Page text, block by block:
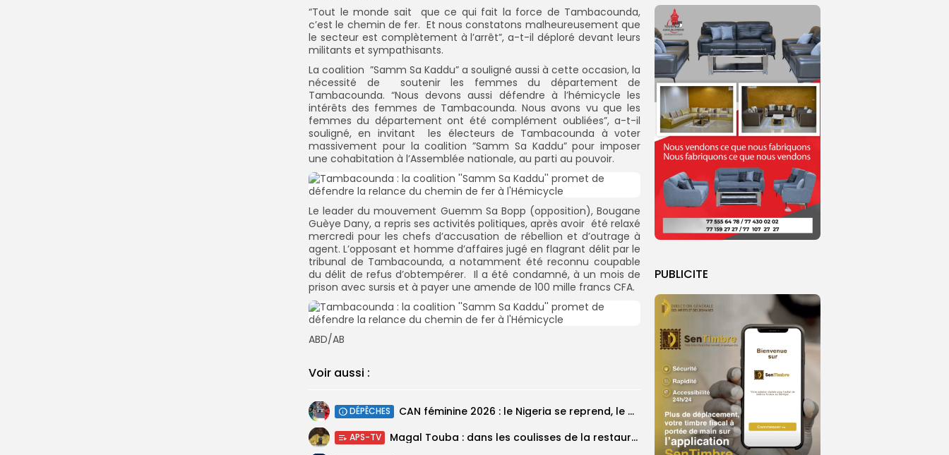
PUBLICITE
“Tout le monde sait que ce qui fait la force de Tambacounda,
c’est le chemin de fer. Et nous constatons malheureusement que
le secteur est complètement à l’arrêt”, a-t-il déploré devant leurs
militants et sympathisants.
La coalition ”Samm Sa Kaddu” a souligné aussi à cette occasion, la
nécessité de soutenir les femmes du département de
Tambacounda. “Nous devons aussi défendre à l’hémicycle les
intérêts des femmes de Tambacounda. Nous avons vu que les
femmes du département ont été complément oubliées”, a-t-il
souligné, en invitant les électeurs de Tambacounda à voter
massivement pour la coalition ”Samm Sa Kaddu” pour imposer
une cohabitation à l’Assemblée nationale, au parti au pouvoir.
Le leader du mouvement Guemm Sa Bopp (opposition), Bougane
Guèye Dany, a repris ses activités politiques, après avoir été relaxé
mercredi pour les chefs d’accusation de rébellion et d’outrage à
agent. L’opposant et homme d’affaires jugé en flagrant délit par le
tribunal de Tambacounda, a notamment été reconnu coupable
du délit de refus d’obtempérer. Il a été condamné, à un mois de
prison avec sursis et à payer une amende de 100 mille francs CFA.
ABD/AB
Voir aussi :
DÉPÊCHES ‎CAN féminine 2026 : le Nigeria se reprend, le Malawi surprend encore...
APS-TV Magal Touba : dans les coulisses de la restauration de la presse...